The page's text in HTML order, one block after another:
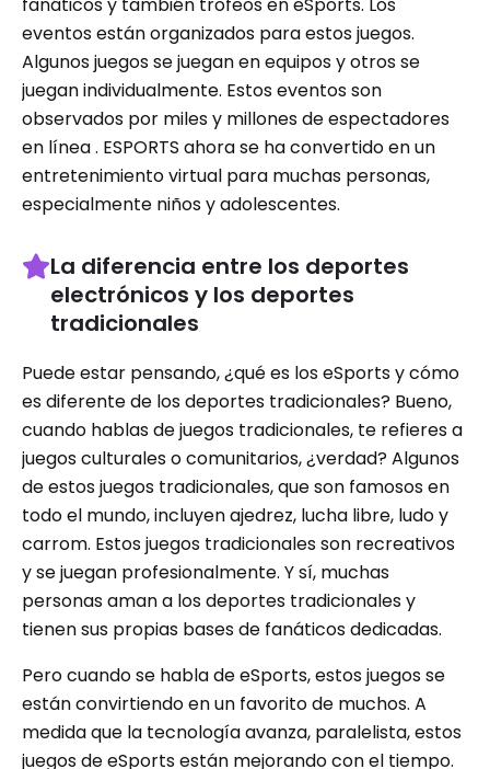
eventos están organizados para estos juegos.
Algunos juegos se juegan en equipos y otros se
juegan individualmente. Estos eventos son
observados por miles y millones de espectadores
en línea . ESPORTS ahora se ha convertido en un
entretenimiento virtual para muchas personas,
especialmente niños y adolescentes.
La diferencia entre los deportes
electrónicos y los deportes
tradicionales
Puede estar pensando, ¿qué es los eSports y cómo
es diferente de los deportes tradicionales? Bueno,
cuando hablas de juegos tradicionales, te refieres a
juegos culturales o comunitarios, ¿verdad? Algunos
de estos juegos tradicionales, que son famosos en
todo el mundo, incluyen ajedrez, lucha libre, ludo y
carrom. Estos juegos tradicionales son recreativos
y se juegan profesionalmente. Y sí, muchas
personas aman a los deportes tradicionales y
tienen sus propias bases de fanáticos dedicadas.
Pero cuando se habla de eSports, estos juegos se
están convirtiendo en un favorito de muchos. A
medida que la tecnología avanza, paralelista, estos
juegos de eSports están mejorando con el tiempo.